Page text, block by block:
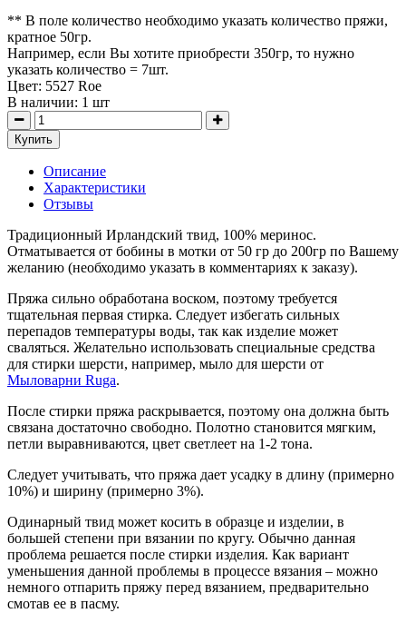
** В поле количество необходимо указать количество пряжи,
кратное 50гр.
Например, если Вы хотите приобрести 350гр, то нужно
указать количество = 7шт.
Цвет: 5527 Roe
В наличии: 1 шт
Купить
Описание
Характеристики
Отзывы
Традиционный Ирландский твид, 100% меринос.
Отматывается от бобины в мотки от 50 гр до 200гр по Вашему
желанию (необходимо указать в комментариях к заказу).
Пряжа сильно обработана воском, поэтому требуется
тщательная первая стирка. Следует избегать сильных
перепадов температуры воды, так как изделие может
сваляться. Желательно использовать специальные средства
для стирки шерсти, например, мыло для шерсти от
Мыловарни Ruga.
После стирки пряжа раскрывается, поэтому она должна быть
связана достаточно свободно. Полотно становится мягким,
петли выравниваются, цвет светлеет на 1-2 тона.
Следует учитывать, что пряжа дает усадку в длину (примерно
10%) и ширину (примерно 3%).
Одинарный твид может косить в образце и изделии, в
большей степени при вязании по кругу. Обычно данная
проблема решается после стирки изделия. Как вариант
уменьшения данной проблемы в процессе вязания – можно
немного отпарить пряжу перед вязанием, предварительно
смотав ее в пасму.